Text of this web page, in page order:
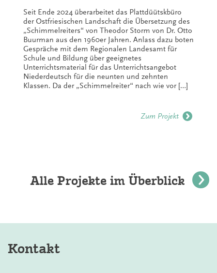
Seit Ende 2024 überarbeitet das Plattdüütskbüro
der Ostfriesischen Landschaft die Übersetzung des
„Schimmelreiters“ von Theodor Storm von Dr. Otto
Buurman aus den 1960er Jahren. Anlass dazu boten
Gespräche mit dem Regionalen Landesamt für
Schule und Bildung über geeignetes
Unterrichtsmaterial für das Unterrichtsangebot
Niederdeutsch für die neunten und zehnten
Klassen. Da der „Schimmelreiter“ nach wie vor […]
Zum Projekt
Alle Projekte im Überblick
Kontakt